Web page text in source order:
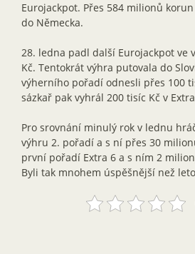
Eurojackpot. Přes 584 milionů
do Německa.
28. ledna padl další Eurojackpot ve
Kč. Tentokrát výhra putovala do
výherního pořadí odnesli přes 100
sázkař pak vyhrál 200 tisíc Kč v
Pro srovnání minulý rok v lednu
výhru 2. pořadí a s ní přes 30
první pořadí Extra 6 a s ním 2
Byli tak mnohem úspěšnější než